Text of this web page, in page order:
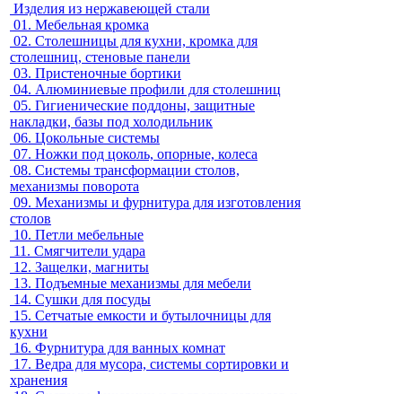
Изделия из нержавеющей стали
01. Мебельная кромка
02. Столешницы для кухни, кромка для
столешниц, стеновые панели
03. Пристеночные бортики
04. Алюминиевые профили для столешниц
05. Гигиенические поддоны, защитные
накладки, базы под холодильник
06. Цокольные системы
07. Ножки под цоколь, опорные, колеса
08. Системы трансформации столов,
механизмы поворота
09. Механизмы и фурнитура для изготовления
столов
10. Петли мебельные
11. Смягчители удара
12. Защелки, магниты
13. Подъемные механизмы для мебели
14. Сушки для посуды
15. Сетчатые емкости и бутылочницы для
кухни
16. Фурнитура для ванных комнат
17. Ведра для мусора, системы сортировки и
хранения